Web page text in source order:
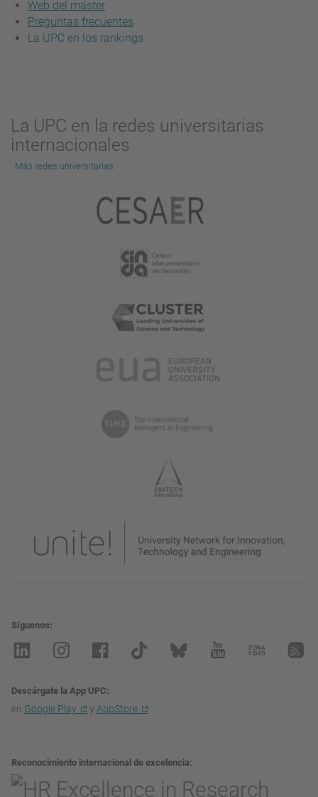
Web del máster
Preguntas frecuentes
La UPC en los rankings
La UPC en la redes universitarias
internacionales
Más redes universitarias
Síguenos
Descárgate la App UPC
en Google Play y AppStore
Reconocimiento internacional de excelencia